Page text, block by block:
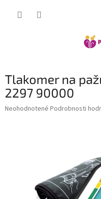
Tlakomer na
2297 90000
Priemerné
Neohodnotené Podrobnosti